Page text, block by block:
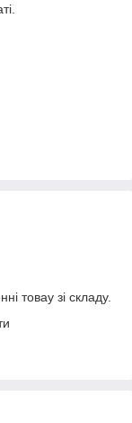
товау зі складу.